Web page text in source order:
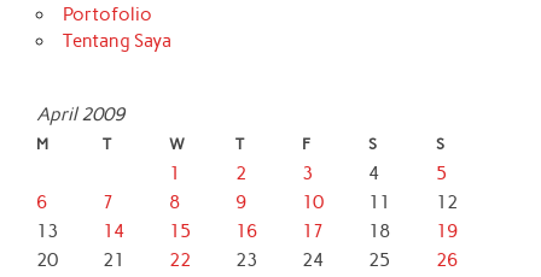
Portofolio
Tentang Saya
April 2009
M T W T F S S
1 2 3 4
5
6
7 8 9 10 11
12
13
14 15 16 17 18
19
20
21 22 23 24 25
26